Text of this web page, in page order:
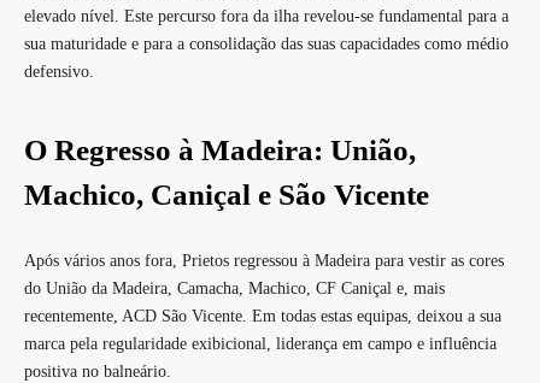
elevado nível. Este percurso fora da ilha revelou-se fundamental para a
sua maturidade e para a consolidação das suas capacidades como médio
defensivo.
O Regresso à Madeira: União,
Machico, Caniçal e São Vicente
Após vários anos fora, Prietos regressou à Madeira para vestir as cores
do União da Madeira, Camacha, Machico, CF Caniçal e, mais
recentemente, ACD São Vicente. Em todas estas equipas, deixou a sua
marca pela regularidade exibicional, liderança em campo e influência
positiva no balneário.